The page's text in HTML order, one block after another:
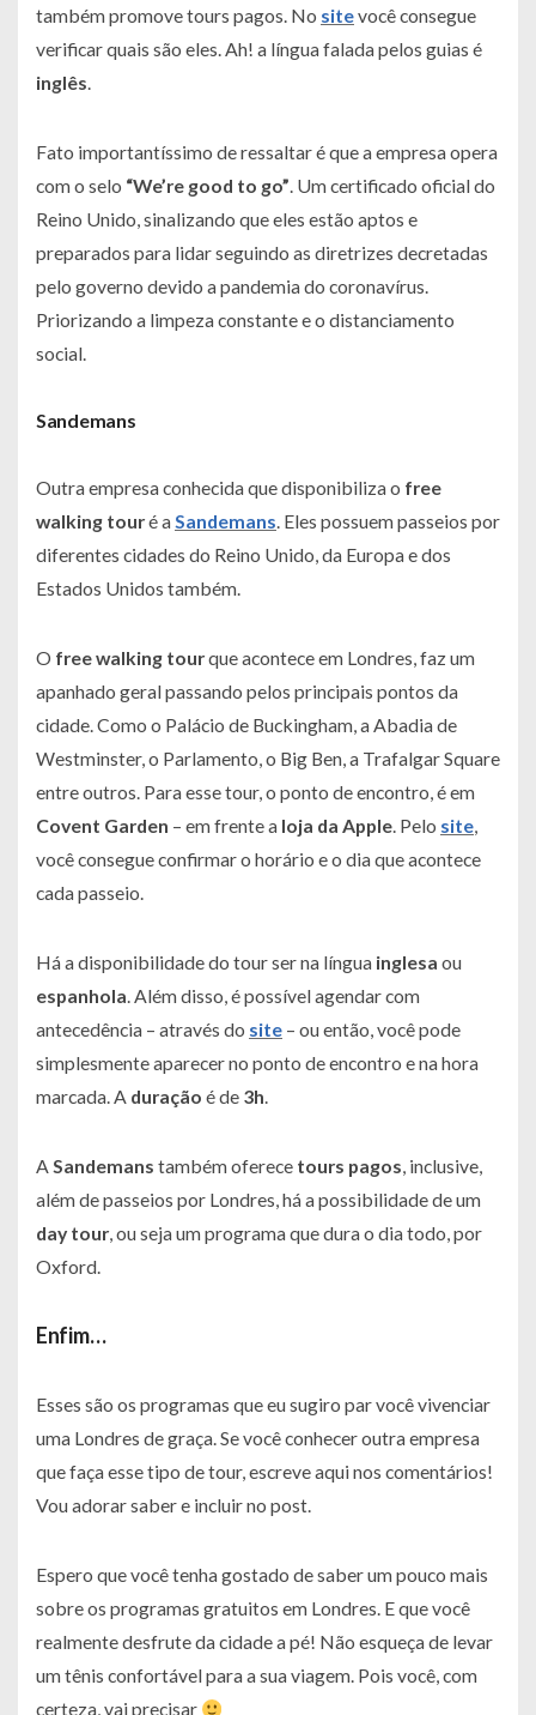
também promove tours pagos. No sitevocê consegue
verificar quais são eles. Ah! a língua falada pelos guias é
inglês.
Fato importantíssimo de ressaltar é que a empresa opera
com o selo “We’re good to go”. Um certificado oficial do
Reino Unido, sinalizando que eles estão aptos e
preparados para lidar seguindo as diretrizes decretadas
pelo governo devido a pandemia do coronavírus.
Priorizando a limpeza constante e o distanciamento
social.
Sandemans
Outra empresa conhecida que disponibiliza o free
walking touré aSandemans. Eles possuem passeios por
diferentes cidades do Reino Unido, da Europa e dos
Estados Unidos também.
O free walking tourque acontece em Londres, faz um
apanhado geral passando pelos principais pontos da
cidade. Como o Palácio de Buckingham, a Abadia de
Westminster, o Parlamento, o Big Ben, a Trafalgar Square
entre outros. Para esse tour, o ponto de encontro, é em
Covent Garden – em frente a loja da Apple. Pelo site,
você consegue confirmar o horário e o dia que acontece
cada passeio.
Há a disponibilidade do tour ser na língua inglesa ou
espanhola. Além disso, é possível agendar com
antecedência – através do site – ou então, você pode
simplesmente aparecer no ponto de encontro e na hora
marcada. A duração é de 3h.
A Sandemans também oferece tours pagos, inclusive,
além de passeios por Londres, há a possibilidade de um
day tour, ou seja um programa que dura o dia todo, por
Oxford.
Enfim…
Esses são os programas que eu sugiro par você vivenciar
uma Londres de graça. Se você conhecer outra empresa
que faça esse tipo de tour, escreve aqui nos comentários!
Vou adorar saber e incluir no post.
Espero que você tenha gostado de saber um pouco mais
sobre os programas gratuitos em Londres. E que você
realmente desfrute da cidade a pé! Não esqueça de levar
um tênis confortável para a sua viagem. Pois você, com
certeza, vai precisar